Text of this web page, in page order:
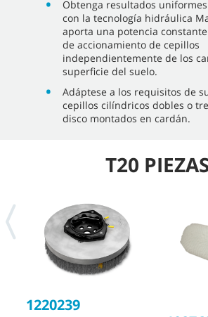
Obtenga resultados
con la tecnología hidráulica
aporta una potencia
de accionamiento de cepillos
independientemente de los
superficie del suelo.
Adáptese a los requisitos de
cepillos cilíndricos dobles o
disco montados en cardán.
T20
1220239